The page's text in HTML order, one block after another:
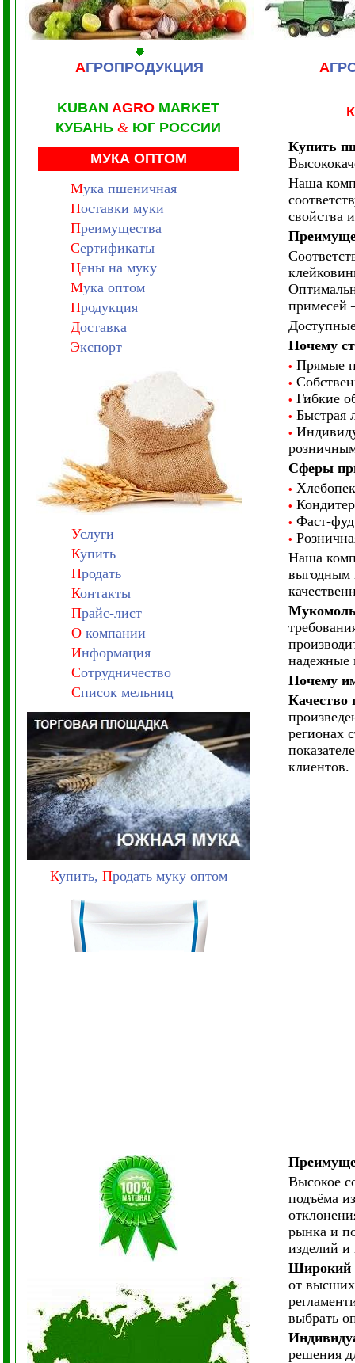
АГРОПРОДУКЦИЯ А
KUBAN AGRO MARKET
КУБАНЬ & ЮГ РОССИИ
МУКА ОПТОМ
Мука пшеничная
Поставки муки
Преимущества
Сертификаты
Цены на муку
Мука оптом
Продукция
Доставка
Экспорт
Услуги
Купить
Продать
Контакты
Прайс-лист
Окомпании
Информация
Сотрудничество
Список мельниц
Купить, Продать муку оптом
Купить
Наша
свойства
примесей
Почему
• Прямые
•
• Гибкие
• Быстрая
•
Сферы
•
•
• Фаст-
•
Наша
выгодным
надежные
Почему
Качество
регионах
клиентов.
Высокое
подъёма
рынка и
изделий и
Широкий
от высших
выбрать
решения